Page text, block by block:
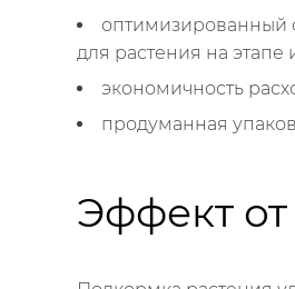
оптимизированный
для растения на этапе
экономичность
продуманная
Эффект